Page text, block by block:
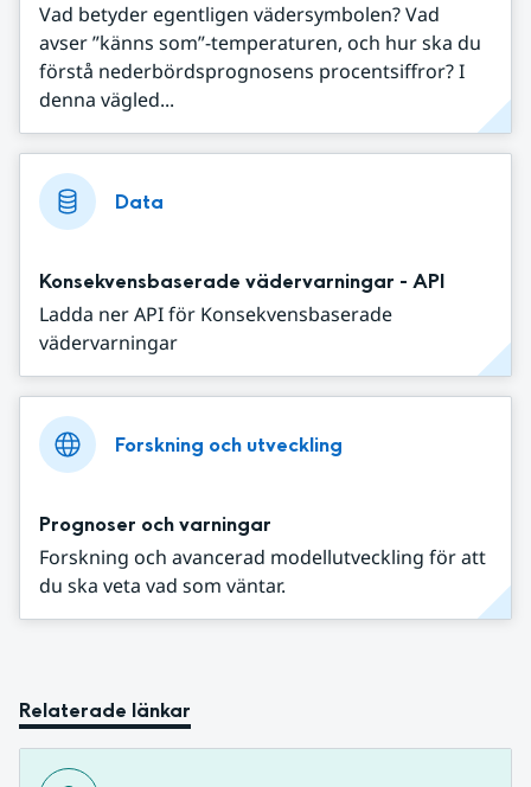
Vad betyder egentligen vädersymbolen? Vad
avser ”känns som”-temperaturen, och hur ska du
förstå nederbördsprognosens procentsiffror? I
denna vägled...
Data
Konsekvensbaserade vädervarningar - API
Ladda ner API för Konsekvensbaserade
vädervarningar
Forskning och utveckling
Prognoser och varningar
Forskning och avancerad modellutveckling för att
du ska veta vad som väntar.
Relaterade länkar